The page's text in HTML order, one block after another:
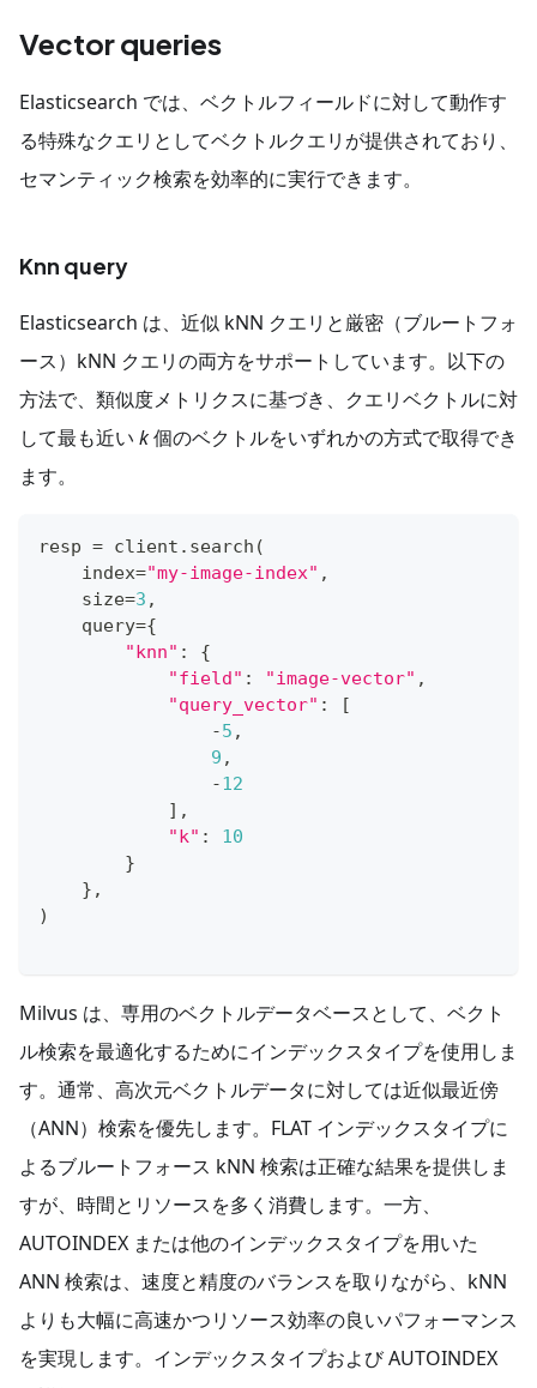
Vector queries
Elasticsearch では、ベクトルフィールドに対して動作す
る特殊なクエリとしてベクトルクエリが提供されており、
セマンティック検索を効率的に実行できます。
Knn query
Elasticsearch は、近似 kNN クエリと厳密（ブルートフォ
ース）kNN クエリの両方をサポートしています。以下の
方法で、類似度メトリクスに基づき、クエリベクトルに対
して最も近い k個のベクトルをいずれかの方式で取得でき
ます。
resp = client . search (
    index
="my-image-index" ,
    size
=3 ,
    query
={
"knn" :
{
"field" : "image-vector" ,
"query_vector" :
[
-5 ,
9 ,
-12
] ,
"k" :
10
}
} ,
)
Milvus は、専用のベクトルデータベースとして、ベクト
ル検索を最適化するためにインデックスタイプを使用しま
す。通常、高次元ベクトルデータに対しては近似最近傍
（ANN）検索を優先します。FLAT インデックスタイプに
よるブルートフォース kNN 検索は正確な結果を提供しま
すが、時間とリソースを多く消費します。一方、
AUTOINDEX または他のインデックスタイプを用いた
ANN 検索は、速度と精度のバランスを取りながら、kNN
よりも大幅に高速かつリソース効率の良いパフォーマンス
を実現します。インデックスタイプおよび AUTOINDEX